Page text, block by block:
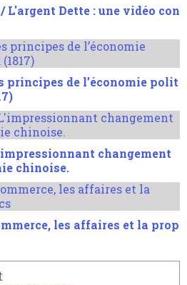
/ L'argent Dette : une vidéo con
principes de l’économie polit
changement
chinoise.
les affaires et la prop